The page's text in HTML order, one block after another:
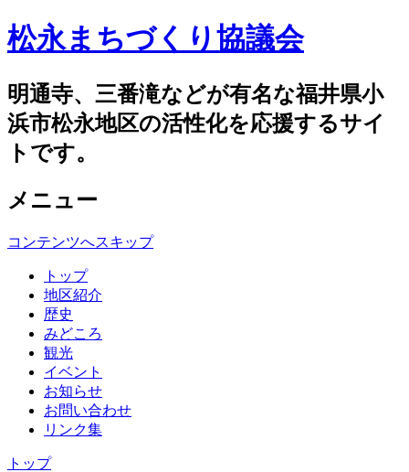
松永まちづくり協議会
明通寺、三番滝などが有名な福井県小
浜市松永地区の活性化を応援するサイ
トです。
メニュー
コンテンツへスキップ
トップ
地区紹介
歴史
みどころ
観光
イベント
お知らせ
お問い合わせ
リンク集
トップ